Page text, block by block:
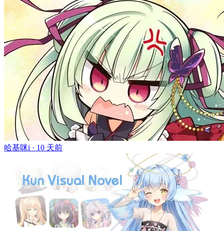
哈基咪i · 10 天前